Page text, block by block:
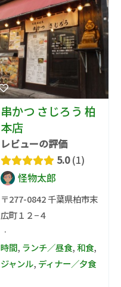
串かつ さじろう 柏
本店
レビューの評価
5.0 1
怪物太郎
〒277-0842 千葉県柏市末
広町１２−４
·
時間, ランチ／昼食,和食,
ジャンル, ディナー／夕食